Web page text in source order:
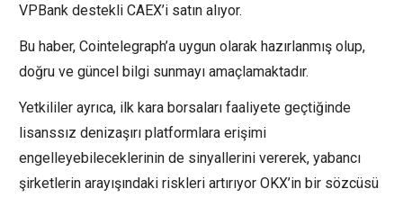
VPBank destekli CAEX’i satın alıyor.
Bu haber, Cointelegraph’a uygun olarak hazırlanmış olup,
doğru ve güncel bilgi sunmayı amaçlamaktadır.
Yetkililer ayrıca, ilk kara borsaları faaliyete geçtiğinde
lisanssız denizaşırı platformlara erişimi
engelleyebileceklerinin de sinyallerini vererek, yabancı
şirketlerin arayışındaki riskleri artırıyor OKX’in bir sözcüsü